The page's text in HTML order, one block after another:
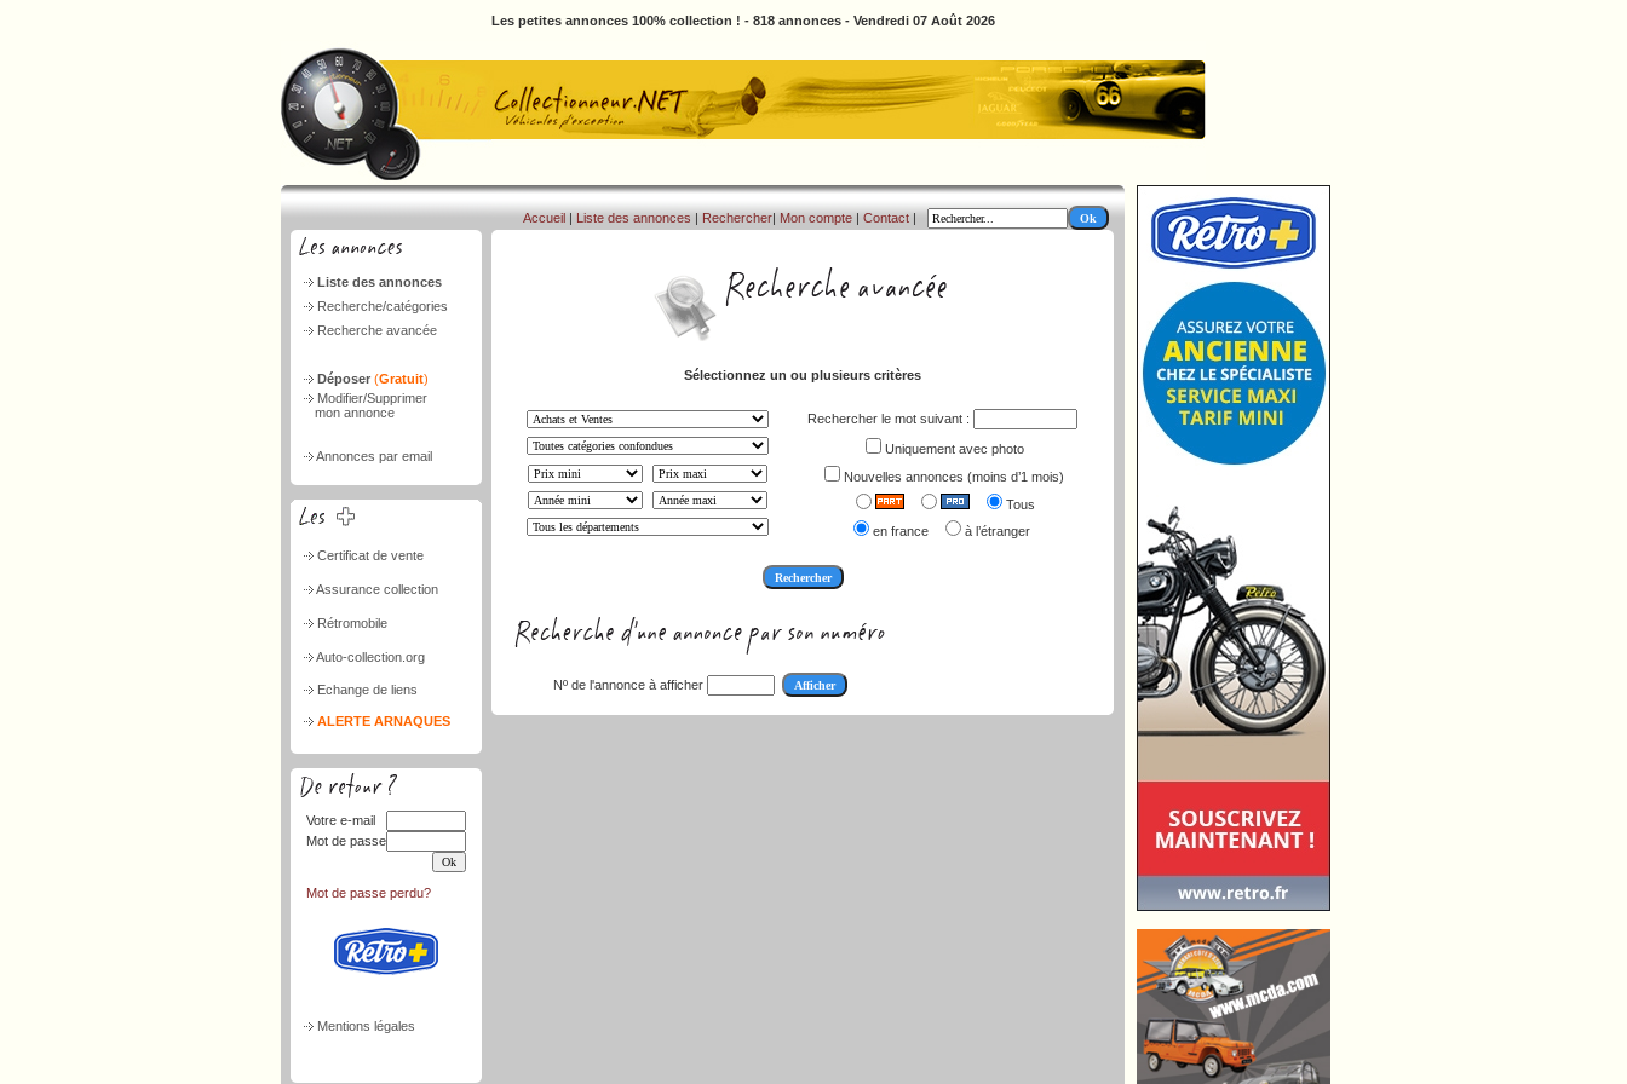
Les petites annonces 100% collection ! - 818 annonces - Vendredi 07 Août 2026
Liste des annonces
Recherche/catégories
Recherche avancée
Déposer (Gratuit)
Modifier/Supprimer
mon annonce
Annonces par email
Certificat de vente
Assurance collection
Rétromobile
Auto-collection.org
Echange de liens
ALERTE ARNAQUES
Votre e-mail
Mot de passe
Mot de passe perdu?
Mentions légales
Accueil | Liste des annonces | Rechercher| Mon compte | Contact |
Sélectionnez un ou plusieurs critères
Rechercher le mot suivant :
Uniquement avec photo
Nouvelles annonces (moins d’1 mois)
Tous
en france
à l’étranger
Nº de l'annonce à afficher